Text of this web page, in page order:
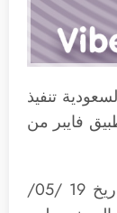
تنفيذ
فايبر من
“إشارة إلى البيان الصادر من الهيئة بتاريخ 19 /05/